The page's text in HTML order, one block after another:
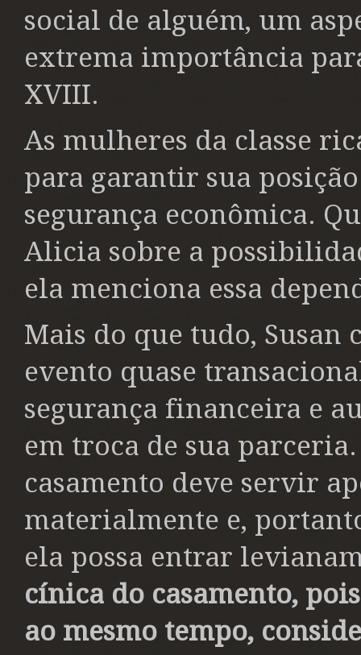
social de alguém, um
extrema importância
XVIII.
As mulheres da classe
para garantir sua
segurança econômica.
Alicia sobre a
ela menciona essa
Mais do que tudo, Susan
evento quase
segurança financeira e
em troca de sua
casamento deve servir
materialmente e,
ela possa entrar
cínica do casamento,
ao mesmo tempo,